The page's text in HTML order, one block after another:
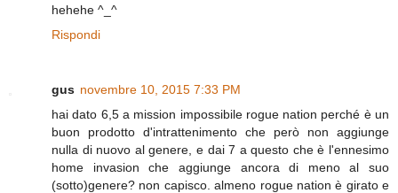
hehehe ^_^
Rispondi
gus novembre 10, 2015 7:33 PM
hai dato 6,5 a mission impossibile rogue nation perché è un
buon prodotto d'intrattenimento che però non aggiunge
nulla di nuovo al genere, e dai 7 a questo che è l'ennesimo
home invasion che aggiunge ancora di meno al suo
(sotto)genere? non capisco. almeno rogue nation è girato e